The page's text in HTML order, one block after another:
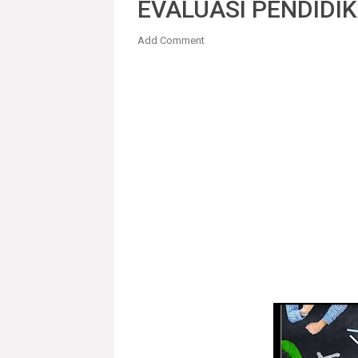
EVALUASI
Add Comment